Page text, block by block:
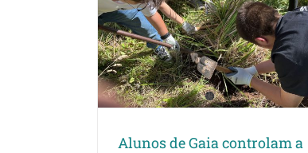
Alunos de Gaia controlam a